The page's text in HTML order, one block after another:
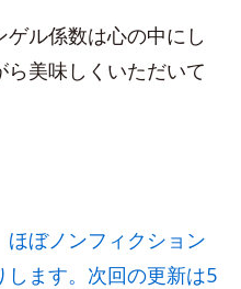
ル係数は心の中にし
ら美味しくいただいて
ぼノンフィクション
ます。次回の更新は5